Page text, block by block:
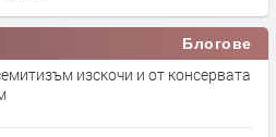
Блогове
изскочи и от консервата